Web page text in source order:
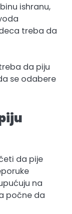
ishranu,
treba da
da piju
se odabere
da pije
na
počne da